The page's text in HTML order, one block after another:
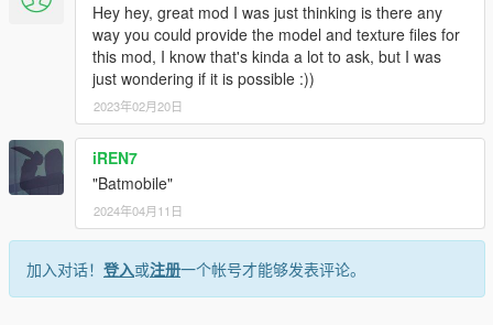
Hey hey, great mod I was just thinking is there any
way you could provide the model and texture files for
this mod, I know that's kinda a lot to ask, but I was
just wondering if it is possible :))
2023年02月20日
iREN7
"Batmobile"
2024年04月11日
加入对话！ 登入或注册一个帐号才能够发表评论。